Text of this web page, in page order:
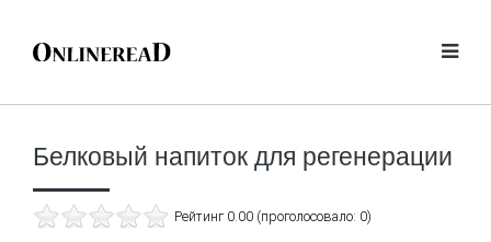
Белковый напиток для регенерации
Рейтинг 0.00 (проголосовало: 0)